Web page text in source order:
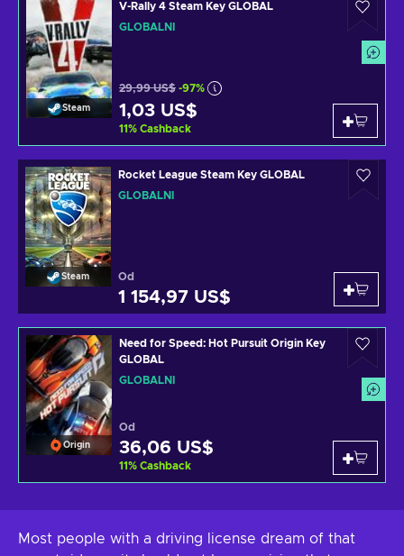
Steam
V-Rally 4 Steam Key GLOBAL
GLOBÁLNÍ
29,99 US$ -97%
1,03 US$
11% Cashback
Steam
Rocket League Steam Key GLOBAL
GLOBÁLNÍ
Od
1 154,97 US$
Origin
Need for Speed: Hot Pursuit Origin Key
GLOBAL
GLOBÁLNÍ
Od
36,06 US$
11% Cashback
Most people with a driving license dream of that